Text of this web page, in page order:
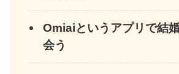
Omiaiというアプリで結
会う